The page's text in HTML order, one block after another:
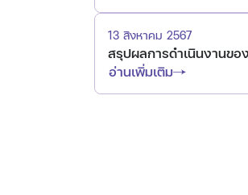
13 สิงหาคม 2567
สรุปผลการดำเนินงานขอ
อ่านเพิ่มเติม